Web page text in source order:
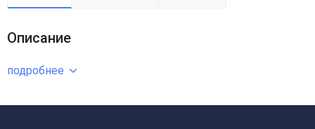
Описание
подробнее